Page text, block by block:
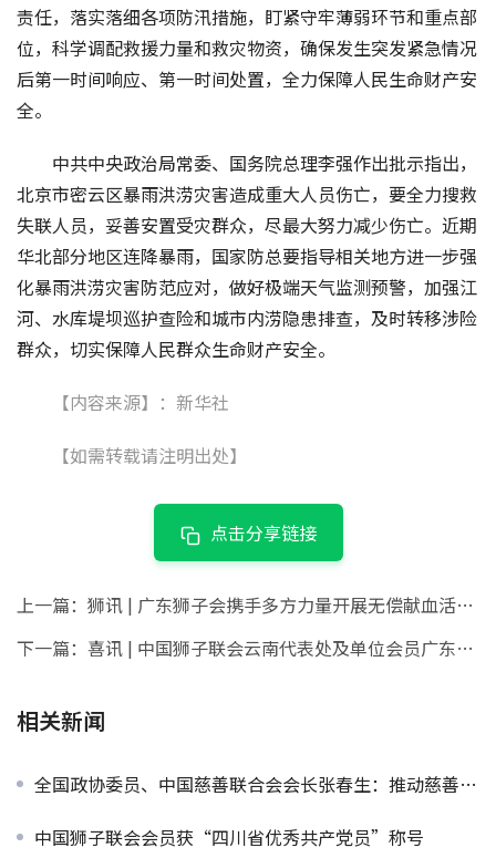
责任，落实落细各项防汛措施，盯紧守牢薄弱环节和重点部
位，科学调配救援力量和救灾物资，确保发生突发紧急情况
后第一时间响应、第一时间处置，全力保障人民生命财产安
全。
中共中央政治局常委、国务院总理李强作出批示指出，
北京市密云区暴雨洪涝灾害造成重大人员伤亡，要全力搜救
失联人员，妥善安置受灾群众，尽最大努力减少伤亡。近期
华北部分地区连降暴雨，国家防总要指导相关地方进一步强
化暴雨洪涝灾害防范应对，做好极端天气监测预警，加强江
河、水库堤坝巡护查险和城市内涝隐患排查，及时转移涉险
群众，切实保障人民群众生命财产安全。
【内容来源】：新华社
【如需转载请注明出处】
点击分享链接
上一篇： 狮讯 | 广东狮子会携手多方力量开展无偿献血活动 创汕头代表处单支服务队单场献血量新高
下一篇： 喜讯 | 中国狮子联会云南代表处及单位会员广东狮子会荣获2024年度全国“最佳志愿服务组织”
相关新闻
全国政协委员、中国慈善联合会会长张春生：推动慈善事业规范健康发展
中国狮子联会会员获“四川省优秀共产党员”称号